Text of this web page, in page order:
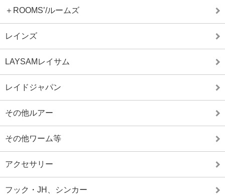
＋ROOMS’/ルームズ
レインズ
LAYSAMレイサム
レイドジャパン
その他ルアー
その他ワーム等
アクセサリー
フック・JH、シンカー